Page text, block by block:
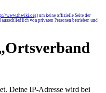
www.thwiki.org) um keine offizielle Seite der
von privaten Personen betrieben und
Ortsverband
Deine IP-Adresse wird bei